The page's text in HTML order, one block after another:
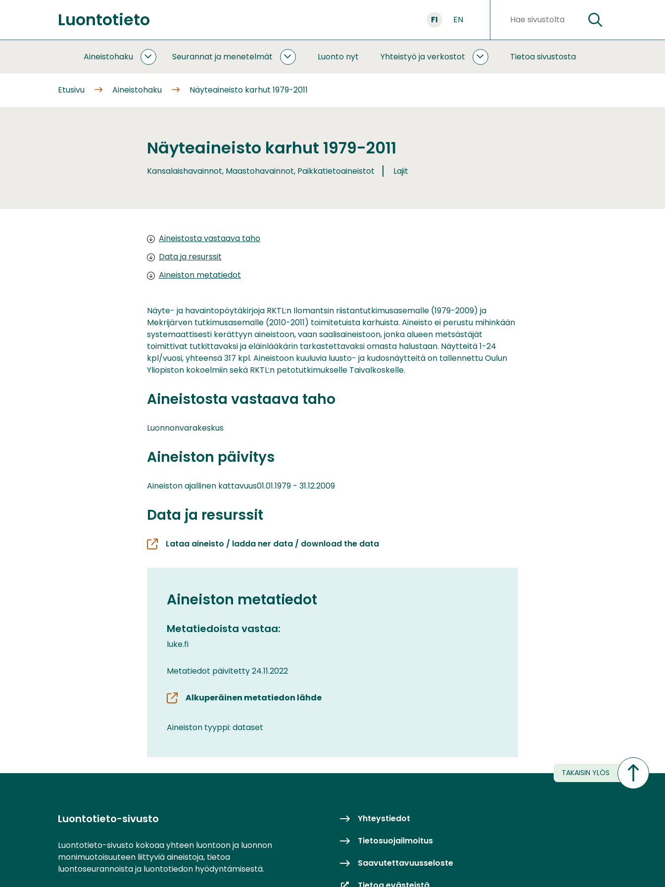
sisältöön
Etusivu
Luontotieto FI EN Hakusanat HAE
Aineistohaku
AINEISTOHAKU
Seurannat ja menetelmät
SEURANNAT
ALASIVUT
Luonto nyt Yhteistyö ja verkostot
YHTEISTYÖTietoa sivustosta
Etusivu Aineistohaku Näyteaineisto karhut 1979-2011
Näyteaineisto karhut 1979-2011
Kansalaishavainnot, Maastohavainnot, Paikkatietoaineistot Lajit
Aineistosta vastaava taho
Data ja resurssit
Aineiston metatiedot
Näyte- ja havaintopöytäkirjoja RKTL:n Ilomantsin riistantutkimusasemalle (1979-2009) ja
Mekrijärven tutkimusasemalle (2010-2011) toimitetuista karhuista. Aineisto ei perustu mihinkään
systemaattisesti kerättyyn aineistoon, vaan saalisaineistoon, jonka alueen metsästäjät
toimittivat tutkittavaksi ja eläinlääkärin tarkastettavaksi omasta halustaan. Näytteitä 1-24
kpl/vuosi, yhteensä 317 kpl. Aineistoon kuuluvia luusto- ja kudosnäytteitä on tallennettu Oulun
Yliopiston kokoelmiin sekä RKTL:n petotutkimukselle Taivalkoskelle.
Aineistosta vastaava taho
Luonnonvarakeskus
Aineiston päivitys
Aineiston ajallinen kattavuus01.01.1979 - 31.12.2009
Data ja resurssit
Lataa aineisto / ladda ner data / download the data
Aineiston metatiedot
Metatiedoista vastaa:
luke.fi
Metatiedot päivitetty 24.11.2022
Alkuperäinen metatiedon lähde
Aineiston tyyppi: dataset
TAKAISIN YLÖS
Luontotieto-sivusto
Luontotieto-sivusto kokoaa yhteen luontoon ja luonnon
monimuotoisuuteen liittyviä aineistoja, tietoa
luontoseurannoista ja luontotiedon hyödyntämisestä.
Yhteystiedot
Tietosuojailmoitus
Saavutettavuusseloste